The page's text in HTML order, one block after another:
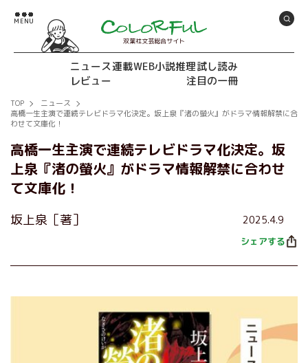
双葉社文芸総合サイト
ニュース連載WEB小説推理試し読み
レビュー
注目の一冊
TOP
ニュース
高橋一生主演で連続テレビドラマ化決定。坂上泉『渚の螢火』がドラマ情報解禁に合
わせて文庫化！
高橋一生主演で連続テレビドラマ化決定。坂
上泉『渚の螢火』がドラマ情報解禁に合わせ
て文庫化！
坂上泉［著］ 2025.4.9
シェアする